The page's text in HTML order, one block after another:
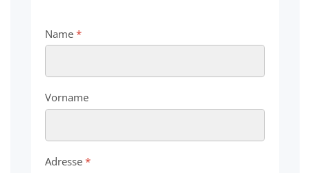
Name *
Vorname
Adresse *